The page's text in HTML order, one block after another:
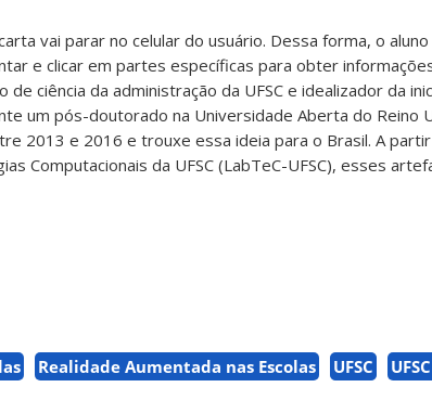
vai parar no celular do usuário. Dessa forma, o
e clicar em partes específicas para obter
ciência da administração da UFSC e idealizador da
um pós-doutorado na Universidade Aberta do Reino
2013 e 2016 e trouxe essa ideia para o Brasil. A
Computacionais da UFSC (LabTeC-UFSC), esses
Realidade Aumentada nas Escolas UFSC